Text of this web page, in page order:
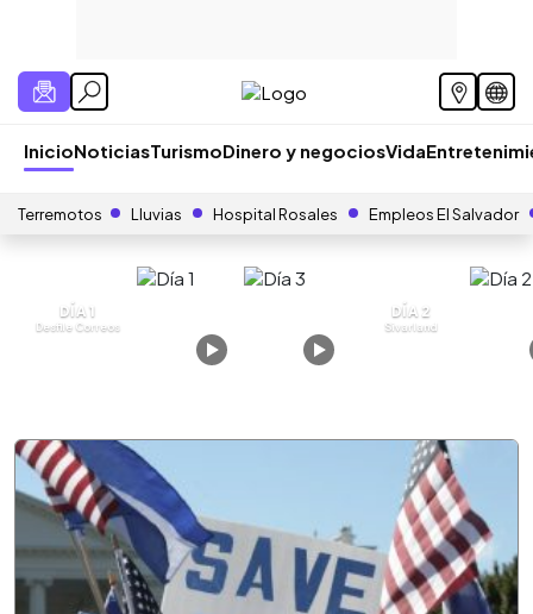
InicioNoticiasTurismoDinero y negociosVida
Terremotos Lluvias Hospital Rosales Empleos El Salvador
DÍA 1
Desfile Correos
DÍA 2
Sivarland